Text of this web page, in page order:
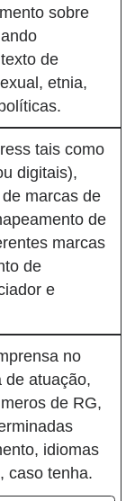
sobre
de
etnia,
tais como
digitais),
marcas de
de
marcas
de
e
no
de atuação,
de RG,
idiomas
caso tenha.